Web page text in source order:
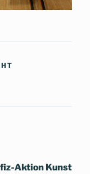
Aktion Kunst